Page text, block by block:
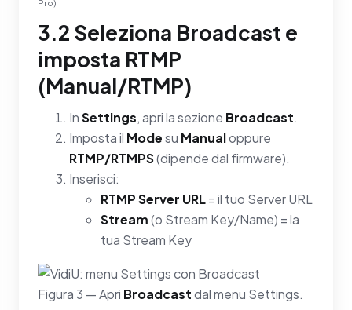
Pro).
3.2 Seleziona Broadcast e
imposta RTMP
(Manual/RTMP)
InSettings, apri la sezione Broadcast.
Imposta il Modesu Manualoppure
RTMP/RTMPS(dipende dal firmware).
Inserisci:
RTMP Server URL= il tuo Server URL
Stream(o Stream Key/Name) = la
tua Stream Key
Figura 3 — Apri Broadcastdal menu Settings.